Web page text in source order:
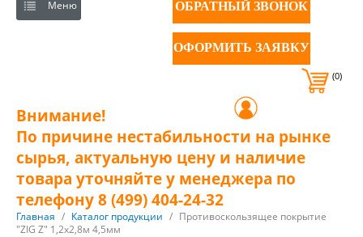
Меню ОБРАТНЫЙ ЗВОНОК
ОФОРМИТЬ ЗАЯВКУ
(0)
Внимание!
По причине нестабильности на рынке
сырья, актуальную цену и наличие
товара уточняйте у менеджера по
телефону 8 (499) 404-24-32
Главная / Каталог продукции / Противоскользящее покрытие
"ZIG Z" 1,2х2,8м 4,5мм